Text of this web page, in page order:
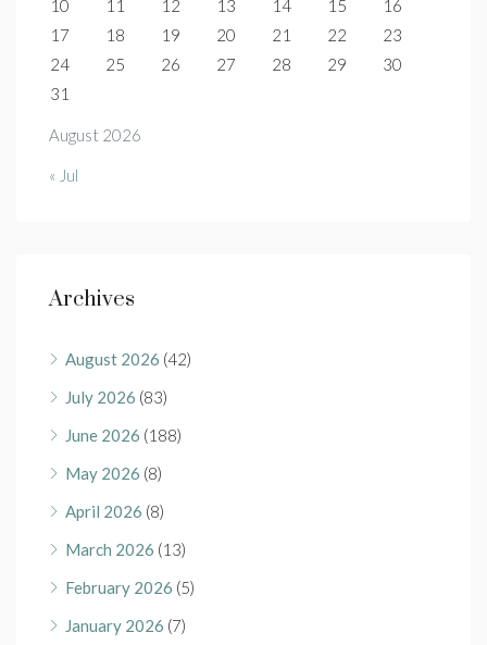
August 2026
10
11 12 13 14 15
16
17
18 19 20 21 22
23
24
25 26 27 28 29
30
31
« Jul
Archives
August 2026 (42)
July 2026 (83)
June 2026 (188)
May 2026 (8)
April 2026 (8)
March 2026 (13)
February 2026 (5)
January 2026 (7)